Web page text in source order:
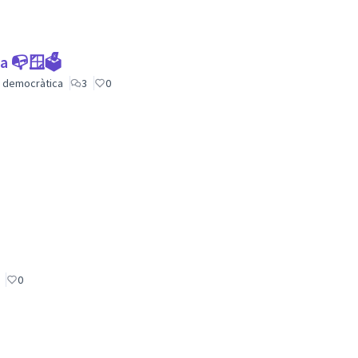
📭🪟🗳
democràtica 3 0
0